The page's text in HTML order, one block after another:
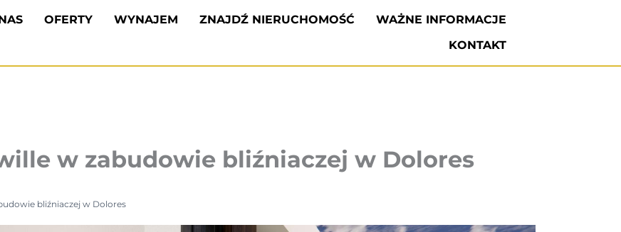
OFERTY WYNAJEM ZNAJDŹ NIERUCHOMOŚĆ
WAŻNE INFORMACJE
KONTAKT
w zabudowie bliźniaczej w Dolores
bliźniaczej w Dolores